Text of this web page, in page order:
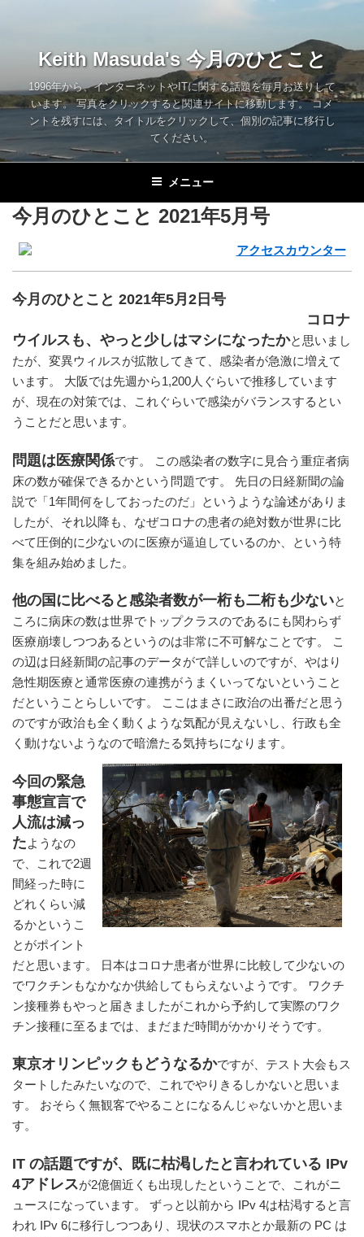
へ
キ
ッ
Keith Masuda's 今月のひとこと
1996年から、インターネットやITに関する話題を毎月お送りして
います。 写真をクリックすると関連サイトに移動します。 コメ
ントを残すには、タイトルをクリックして、個別の記事に移行し
てください。
メニュー
今月のひとこと 2021年5月号
今月のひとこと 2021年5月2日号
コロナ
ウイルスも、やっと少しはマシになったかと思いまし
たが、変異ウィルスが拡散してきて、感染者が急激に増えて
います。 大阪では先週から1,200人ぐらいで推移しています
が、現在の対策では、これぐらいで感染がバランスするとい
うことだと思います。
問題は医療関係です。 この感染者の数字に見合う重症者病
床の数が確保できるかという問題です。 先日の日経新聞の論
説で「1年間何をしておったのだ」というような論述がありま
したが、それ以降も、なぜコロナの患者の絶対数が世界に比
べて圧倒的に少ないのに医療が逼迫しているのか、という特
集を組み始めました。
他の国に比べると感染者数が一桁も二桁も少ないと
ころに病床の数は世界でトップクラスのであるにも関わらず
医療崩壊しつつあるというのは非常に不可解なことです。 こ
の辺は日経新聞の記事のデータがで詳しいのですが、やはり
急性期医療と通常医療の連携がうまくいってないということ
だということらしいです。 ここはまさに政治の出番だと思う
のですが政治も全く動くような気配が見えないし、行政も全
く動けないようなので暗澹た る気持ちになります。
今回の緊急
事態宣言で
人流は減っ
たようなの
で、これで2週
間経った時に
どれくらい減
るかというこ
とがポイント
だと思います。 日本はコロナ患者が世界に比較して少ないの
でワクチンもなかなか供給してもらえないようです。 ワクチ
ン接種券もやっと届きましたがこれから予約して実際のワク
チン接種に至るまでは、まだまだ時間がかかりそうです。
東京オリンピックもどうなるかですが、テスト大会もス
タートしたみたいなので、これでやりきるしかないと思いま
す。 おそらく無観客でやることになるんじゃないかと思いま
す。
IT の話題ですが、既に枯渇したと言われている IPv
4アドレスが2億個近くも出現したということで、これがニ
ュースになっています。 ずっと以前から IPv 4は枯渇すると言
われ IPv 6に移行しつつあり、現状のスマホとか最新の PC は